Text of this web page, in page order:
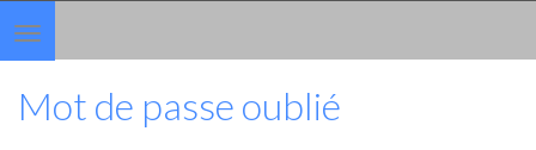
Toggle
navigation
Mot de passe oublié